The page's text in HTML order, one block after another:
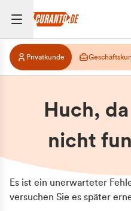
Privatkunde
Huch,
nicht
Es ist ein unerwarteter
versuchen Sie es später